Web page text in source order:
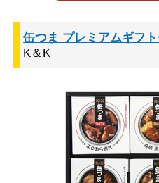
缶つま プレミアムギフト
K＆K